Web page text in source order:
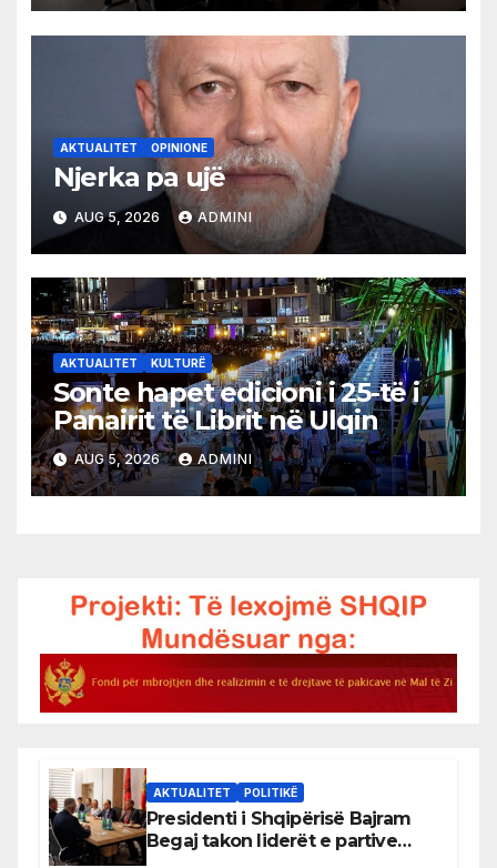
AKTUALITET OPINIONE
Njerka pa ujë
AUG 5, 2026 ADMINI
AKTUALITET KULTURË
Sonte hapet edicioni i 25-të i
Panairit të Librit në Ulqin
AUG 5, 2026 ADMINI
AKTUALITET POLITIKË
Presidenti i Shqipërisë Bajram
Begaj takon liderët e partive